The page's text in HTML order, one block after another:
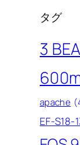
タグ
3
apache
EF-S18-